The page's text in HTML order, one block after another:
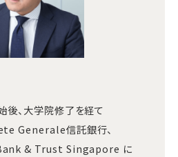
後、大学院修了を経て
Generale信託銀行、
& Trust Singapore に